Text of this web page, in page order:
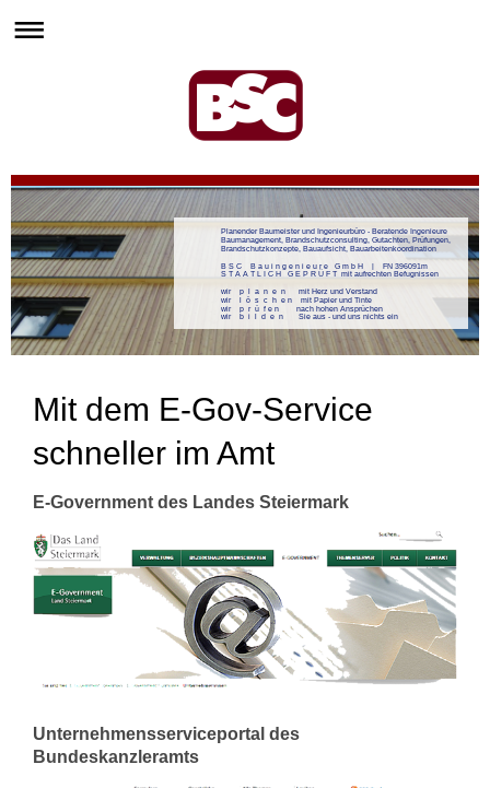
Planender Baumeister und Ingenieurbüro - Beratende Ingenieure
Baumanagement, Brandschutzconsulting, Gutachten, Prüfungen,
Brandschutzkonzepte, Bauaufsicht, Bauarbeitenkoordination
B S C B a u i n g e n i e u r e G m b H | FN 396091m
S T A A T L I C H G E P R Ü F T mit aufrechten Befugnissen
wir p l a n e n mit Herz und Verstand
wir l ö s c h e n mit Papier und Tinte
wir p r ü f e n nach hohen Ansprüchen
wir b i l d e n Sie aus - und uns nichts ein
Mit dem E-Gov-Service
schneller im Amt
E-Government des Landes Steiermark
Unternehmensserviceportal des
Bundeskanzleramts